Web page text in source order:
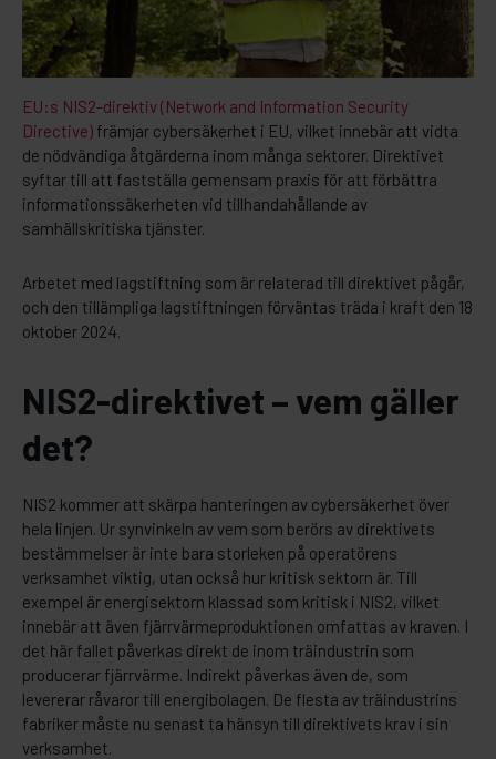
EU:s NIS2-direktiv (Network and Information Security
Directive) främjar cybersäkerhet i EU, vilket innebär att vidta
de nödvändiga åtgärderna inom många sektorer. Direktivet
syftar till att fastställa gemensam praxis för att förbättra
informationssäkerheten vid tillhandahållande av
samhällskritiska tjänster.
Arbetet med lagstiftning som är relaterad till direktivet pågår,
och den tillämpliga lagstiftningen förväntas träda i kraft den 18
oktober 2024.
NIS2-direktivet – vem gäller
det?
NIS2 kommer att skärpa hanteringen av cybersäkerhet över
hela linjen. Ur synvinkeln av vem som berörs av direktivets
bestämmelser är inte bara storleken på operatörens
verksamhet viktig, utan också hur kritisk sektorn är. Till
exempel är energisektorn klassad som kritisk i NIS2, vilket
innebär att även fjärrvärmeproduktionen omfattas av kraven. I
det här fallet påverkas direkt de inom träindustrin som
producerar fjärrvärme. Indirekt påverkas även de, som
levererar råvaror till energibolagen. De flesta av träindustrins
fabriker måste nu senast ta hänsyn till direktivets krav i sin
verksamhet.